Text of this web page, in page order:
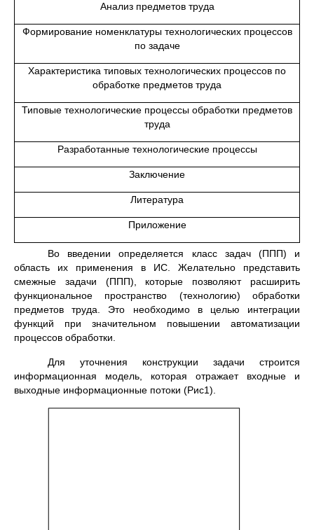
Анализ предметов труда
Формирование номенклатуры технологических процессов
по задаче
Характеристика типовых технологических процессов по
обработке предметов труда
Типовые технологические процессы обработки предметов
труда
Разработанные технологические процессы
Заключение
Литература
Приложение
Во введении определяется класс задач (ППП) и
область их применения в ИС. Желательно представить
смежные задачи (ППП), которые позволяют расширить
функциональное пространство (технологию) обработки
предметов труда. Это необходимо в целью интеграции
функций при значительном повышении автоматизации
процессов обработки.
Для уточнения конструкции задачи строится
информационная модель, которая отражает входные и
выходные информационные потоки (Рис1).